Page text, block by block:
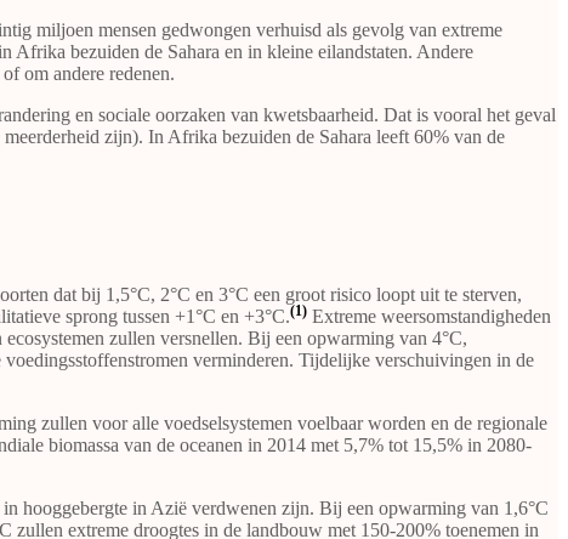
miljoen mensen gedwongen verhuisd als gevolg van extreme
Afrika bezuiden de Sahara en in kleine eilandstaten. Andere
om andere redenen.
en sociale oorzaken van kwetsbaarheid. Dat is vooral het geval
zijn). In Afrika bezuiden de Sahara leeft 60% van de
dat bij 1,5°C, 2°C en 3°C een groot risico loopt uit te sterven,
sprong tussen +1°C en +3°C.(1) Extreme weersomstandigheden
zullen versnellen. Bij een opwarming van 4°C,
verminderen. Tijdelijke verschuivingen in de
zullen voor alle voedselsystemen voelbaar worden en de regionale
biomassa van de oceanen in 2014 met 5,7% tot 15,5% in 2080-
hooggebergte in Azië verdwenen zijn. Bij een opwarming van 1,6°C
zullen extreme droogtes in de landbouw met 150-200% toenemen in